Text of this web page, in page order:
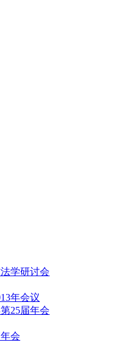
学研讨会
年会议
25届年会
会